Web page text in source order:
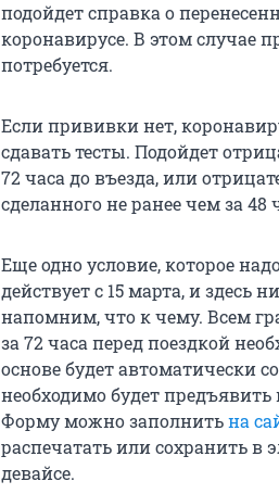
подойдет справка о
коронавирусе. В этом случае
потребуется.
Если прививки нет,
сдавать тесты. Подойдет
72 часа до въезда, или
сделанного не ранее чем за 48
Еще одно условие, которое
действует с 15 марта, и здесь
напомним, что к чему. Всем
за 72 часа перед поездкой
основе будет автоматически
необходимо будет
Форму можно заполнитьна
распечатать или сохранить
девайсе.